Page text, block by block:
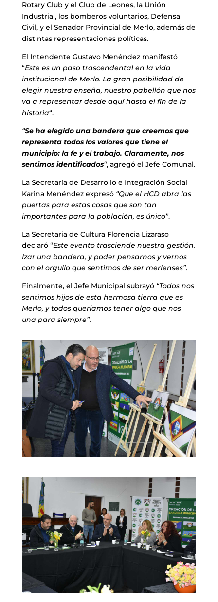
Rotary Club y el Club de Leones, la Unión
Industrial, los bomberos voluntarios, Defensa
Civil, y el Senador Provincial de Merlo, además de
distintas representaciones políticas.
El Intendente Gustavo Menéndez manifestó
“Este es un paso trascendental en la vida
institucional de Merlo. La gran posibilidad de
elegir nuestra enseña, nuestro pabellón que nos
va a representar desde aquí hasta el fin de la
historia“.
“Se ha elegido una bandera que creemos que
representa todos los valores que tiene el
municipio: la fe y el trabajo. Claramente, nos
sentimos identificados“, agregó el Jefe Comunal.
La Secretaria de Desarrollo e Integración Social
Karina Menéndez expresó “Que el HCD abra las
puertas para estas cosas que son tan
importantes para la población, es único”.
La Secretaria de Cultura Florencia Lizaraso
declaró “Este evento trasciende nuestra gestión.
Izar una bandera, y poder pensarnos y vernos
con el orgullo que sentimos de ser merlenses”.
Finalmente, el Jefe Municipal subrayó “Todos nos
sentimos hijos de esta hermosa tierra que es
Merlo, y todos queríamos tener algo que nos
una para siempre”.